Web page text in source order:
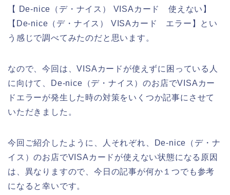
【 De-nice（デ・ナイス） VISAカード 使えない】
【De-nice（デ・ナイス） VISAカード エラー】とい
う感じで調べてみたのだと思います。
なので、今回は、VISAカードが使えずに困っている人
に向けて、De-nice（デ・ナイス）のお店でVISAカー
ドエラーが発生した時の対策をいくつか記事にさせて
いただきました。
今回ご紹介したように、人それぞれ、De-nice（デ・ナ
イス）のお店でVISAカードが使えない状態になる原因
は、異なりますので、今日の記事が何か１つでも参考
になると幸いです。